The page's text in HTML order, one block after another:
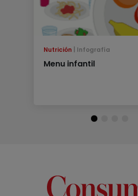
Nutrición Infografía
Menu infantil